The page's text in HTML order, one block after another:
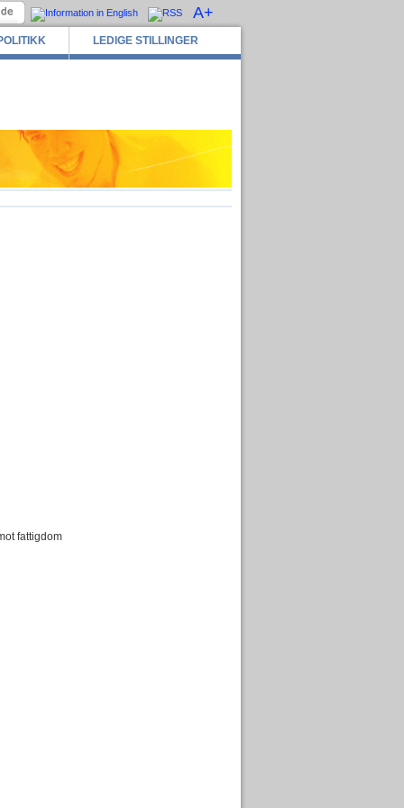
LEDIGE STILLINGER
A+
fattigdom